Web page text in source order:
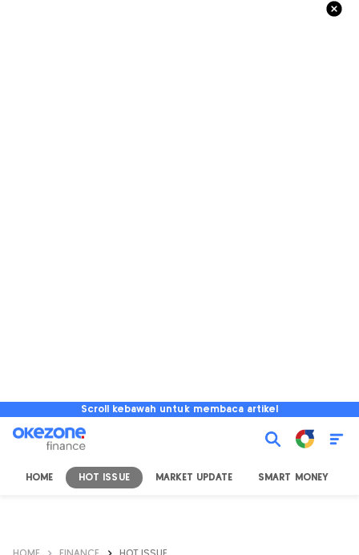
Scroll kebawah untuk membaca artikel
HOME HOT ISSUE MARKET UPDATE SMART MONEY